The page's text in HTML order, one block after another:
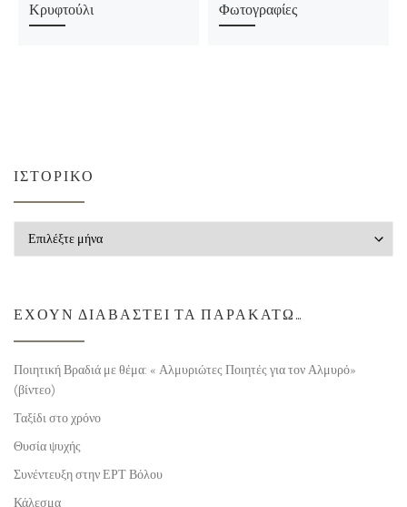
Κρυφτούλι Φωτογραφίες
ΙΣΤΟΡΙΚΌ
ΈΧΟΥΝ ΔΙΑΒΑΣΤΕΊ ΤΑ ΠΑΡΑΚΆΤΩ…
Ποιητική Βραδιά με θέμα: « Αλμυριώτες Ποιητές για τον Αλμυρό»
(βίντεο)
Ταξίδι στο χρόνο
Θυσία ψυχής
Συνέντευξη στην ΕΡΤ Βόλου
Κάλεσμα